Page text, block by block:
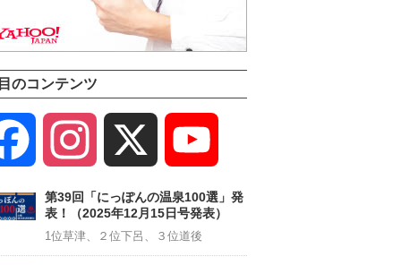
のコンテンツ
Facebook Instagram
Channel
第39回「にっぽんの温泉100選」発
表！（2025年12月15日号発表）
1位草津、２位下呂、３位道後